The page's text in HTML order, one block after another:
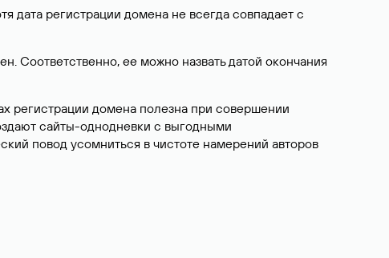
дата регистрации домена не всегда совпадает с
Соответственно, ее можно назвать датой окончания
регистрации домена полезна при совершении
сайты-однодневки с выгодными
повод усомниться в чистоте намерений авторов